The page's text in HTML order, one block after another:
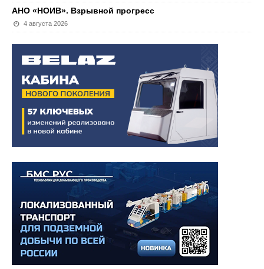
АНО «НОИВ». Взрывной прогресс
4 августа 2026